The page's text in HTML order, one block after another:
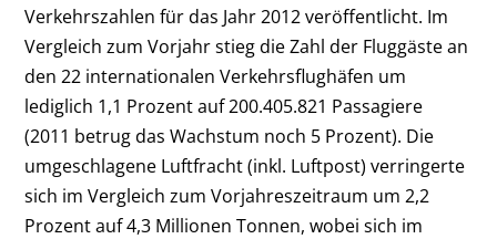
Verkehrszahlen für das Jahr 2012 veröffentlicht. Im
Vergleich zum Vorjahr stieg die Zahl der Fluggäste an
den 22 internationalen Verkehrsflughäfen um
lediglich 1,1 Prozent auf 200.405.821 Passagiere
(2011 betrug das Wachstum noch 5 Prozent). Die
umgeschlagene Luftfracht (inkl. Luftpost) verringerte
sich im Vergleich zum Vorjahreszeitraum um 2,2
Prozent auf 4,3 Millionen Tonnen, wobei sich im